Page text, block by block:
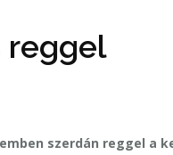
reggel
szerdán reggel a